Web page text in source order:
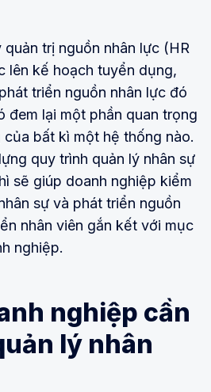
quản trị nguồn nhân lực (HR
lên kế hoạch tuyển dụng,
triển nguồn nhân lực đó
đem lại một phần quan trọng
bất kì một hệ thống nào.
quy trình quản lý nhân sự
sẽ giúp doanh nghiệp kiểm
sự và phát triển nguồn
nhân viên gắn kết với mục
nghiệp.
nghiệp cần
lý nhân